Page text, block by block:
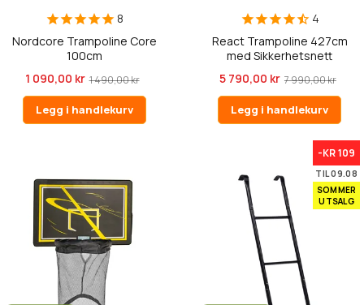
8
Nordcore Trampoline Core
100cm
1 090,00 kr 1 490,00 kr
Legg i handlekurv
4
React Trampoline 427cm
med Sikkerhetsnett
5 790,00 kr 7 990,00 kr
Legg i handlekurv
-KR 109
TIL 09.08
SOMMER
UTSALG